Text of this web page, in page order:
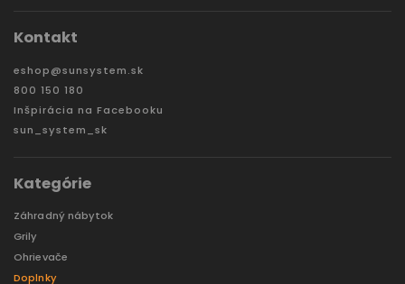
Kontakt
eshop@sunsystem.sk
800 150 180
Inšpirácia na Facebooku
sun_system_sk
Kategórie
Záhradný nábytok
Grily
Ohrievače
Doplnky